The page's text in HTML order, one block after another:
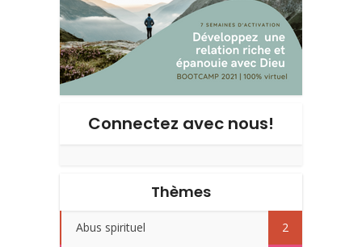
Connectez avec nous!
Thèmes
Abus spirituel 2